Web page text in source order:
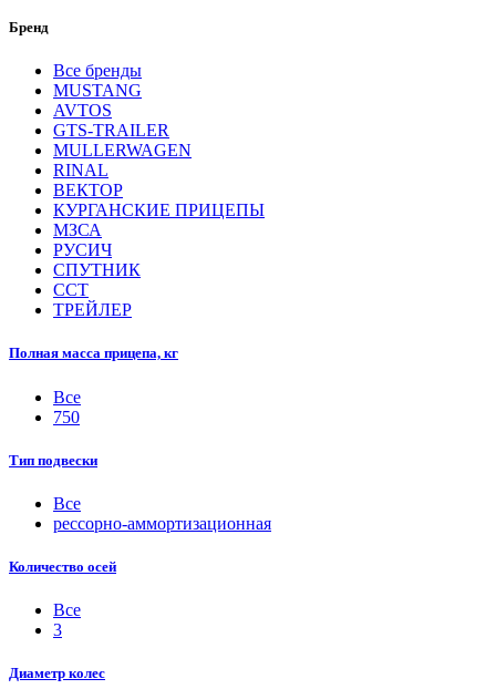
Бренд
Все бренды
MUSTANG
AVTOS
GTS-TRAILER
MULLERWAGEN
RINAL
ВЕКТОР
КУРГАНСКИЕ ПРИЦЕПЫ
МЗСА
РУСИЧ
СПУТНИК
ССТ
ТРЕЙЛЕР
Полная масса прицепа, кг
Все
750
Тип подвески
Все
рессорно-аммортизационная
Количество осей
Все
3
Диаметр колес